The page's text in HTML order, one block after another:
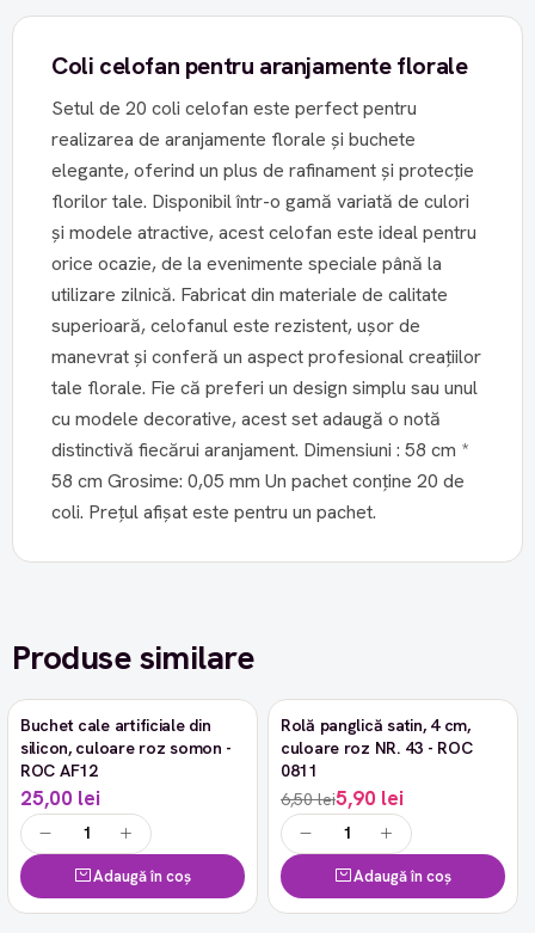
Coli celofan pentru aranjamente florale
Setul de 20 coli celofan este perfect pentru
realizarea de aranjamente florale și buchete
elegante, oferind un plus de rafinament și protecție
florilor tale. Disponibil într-o gamă variată de culori
și modele atractive, acest celofan este ideal pentru
orice ocazie, de la evenimente speciale până la
utilizare zilnică. Fabricat din materiale de calitate
superioară, celofanul este rezistent, ușor de
manevrat și conferă un aspect profesional creațiilor
tale florale. Fie că preferi un design simplu sau unul
cu modele decorative, acest set adaugă o notă
distinctivă fiecărui aranjament. Dimensiuni : 58 cm *
58 cm Grosime: 0,05 mm Un pachet conține 20 de
coli. Prețul afișat este pentru un pachet.
Produse similare
Buchet cale artificiale din
silicon, culoare roz somon -
ROC AF12
25,00 lei
Adaugă în coș
-9%
Rolă panglică satin, 4 cm,
culoare roz NR. 43 - ROC
0811
6,50 lei5,90 lei
Adaugă în coș